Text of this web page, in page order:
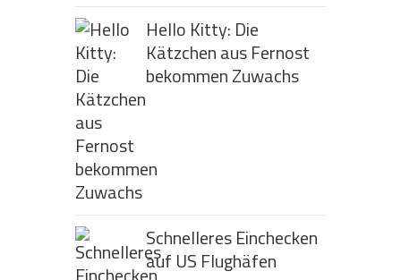
Hello Kitty: Die
Kätzchen aus Fernost
bekommen Zuwachs
Schnelleres Einchecken
auf US Flughäfen